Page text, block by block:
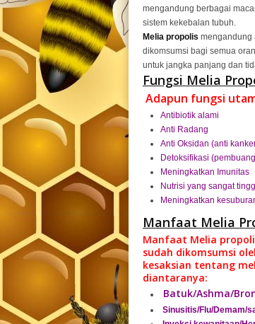
mengandung berbagai
sistem kekebalan tubuh.
Melia propolis mengandung
dikomsumsi bagi semua
untuk jangka panjang dan
Fungsi Melia
Adapun fungsi
Antibiotik alami
Anti Radang
Anti Oksidan (anti
Detoksifikasi
Meningkatkan Imunitas
Nutrisi yang sangat
Meningkatkan
Manfaat Melia
Manfaat Melia
sudah dikomsumsi
kesaksian tentang
diantaranya:
Batuk/Ashma/
Sinusitis/Flu/Demam/